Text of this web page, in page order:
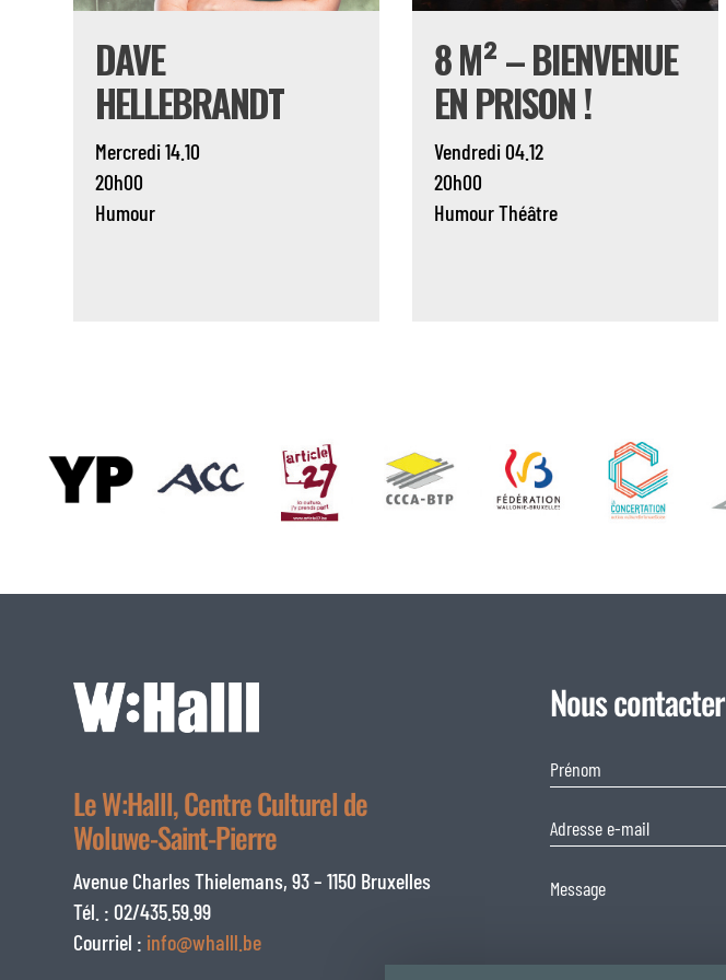
DAVE
HELLEBRANDT
Mercredi 14.10
20h00
Humour
8 M² – BIENVENUE
EN PRISON !
Vendredi 04.12
20h00
HumourThéâtre
Le W:Halll, Centre Culturel de
Woluwe-Saint-Pierre
Avenue Charles Thielemans, 93 – 1150 Bruxelles
Tél. : 02/435.59.99
Courriel : info@whalll.be
Nous contacter